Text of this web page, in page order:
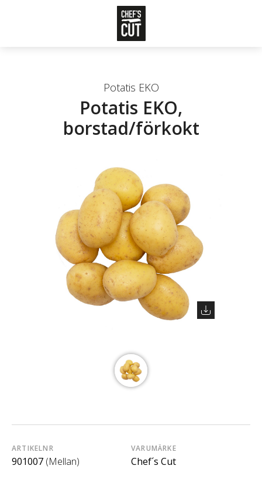
Potatis EKO
Potatis EKO,
borstad/förkokt
ARTIKELNR
901007 (Mellan)
VARUMÄRKE
Chef´s Cut